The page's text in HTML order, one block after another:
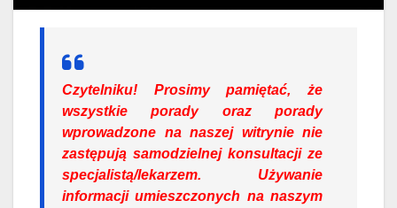
Czytelniku! Prosimy pamiętać, że
wszystkie porady oraz porady
wprowadzone na naszej witrynie nie
zastępują samodzielnej konsultacji ze
specjalistą/lekarzem. Używanie
informacji umieszczonych na naszym